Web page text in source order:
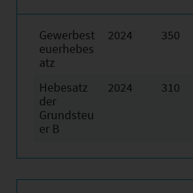
Gewerbest
euerhebes
atz
2024 350
Hebesatz
der
Grundsteu
er B
2024 310